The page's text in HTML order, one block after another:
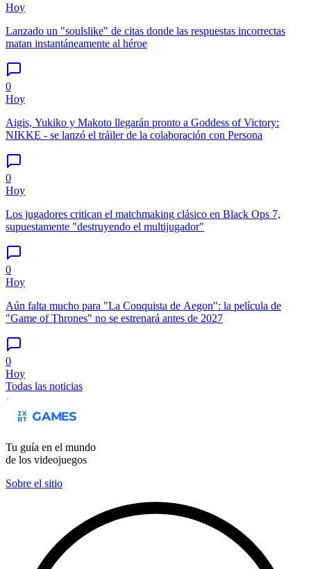
Hoy
Lanzado un "soulslike" de citas donde las respuestas incorrectas
matan instantáneamente al héroe
0
Hoy
Aigis, Yukiko y Makoto llegarán pronto a Goddess of Victory:
NIKKE - se lanzó el tráiler de la colaboración con Persona
0
Hoy
Los jugadores critican el matchmaking clásico en Black Ops 7,
supuestamente "destruyendo el multijugador"
0
Hoy
Aún falta mucho para "La Conquista de Aegon": la película de
"Game of Thrones" no se estrenará antes de 2027
0
Hoy
Todas las noticias
Tu guía en el mundo
de los videojuegos
Sobre el sitio